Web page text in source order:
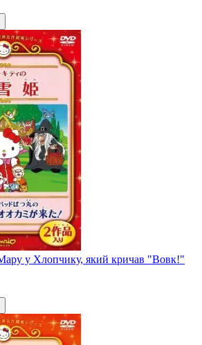
у Хлопчику, який кричав "Вовк!"